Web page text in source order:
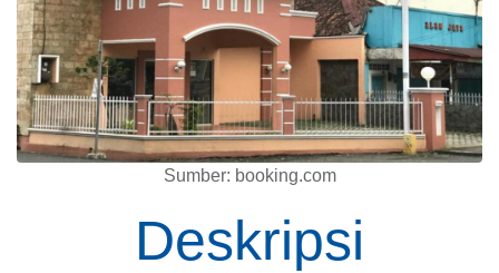
Sumber: booking.com
Deskripsi